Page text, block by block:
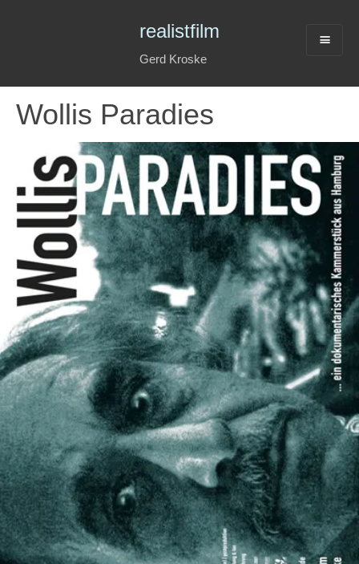
realistfilm
Gerd Kroske
Wollis Paradies